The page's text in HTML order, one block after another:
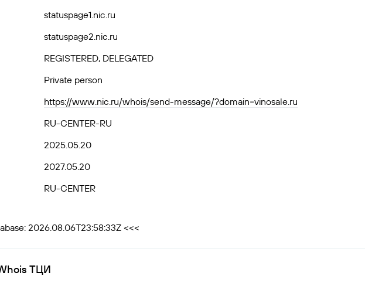
statuspage1.nic.ru
statuspage2.nic.ru
REGISTERED, DELEGATED
Private person
https://www.nic.ru/whois/send-message/?domain=vinosale.ru
RU-CENTER-RU
2025.05.20
2027.05.20
RU-CENTER
2026.08.06T23:58:33Z <<<
ТЦИ